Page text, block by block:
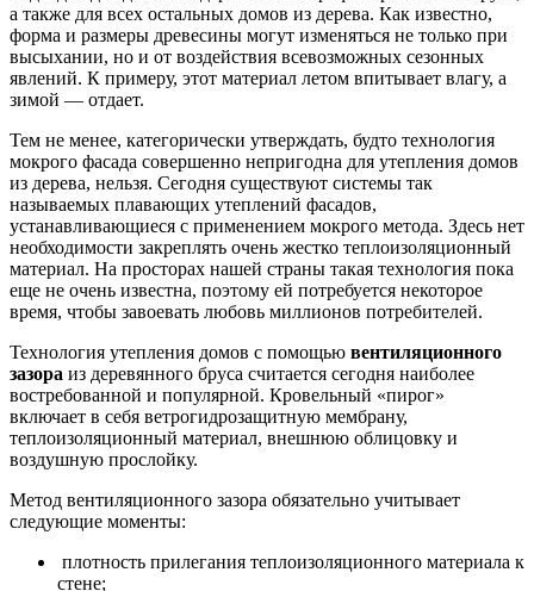
а также для всех остальных домов из дерева. Как известно,
форма и размеры древесины могут изменяться не только при
высыхании, но и от воздействия всевозможных сезонных
явлений. К примеру, этот материал летом впитывает влагу, а
зимой — отдает.
Тем не менее, категорически утверждать, будто технология
мокрого фасада совершенно непригодна для утепления домов
из дерева, нельзя. Сегодня существуют системы так
называемых плавающих утеплений фасадов,
устанавливающиеся с применением мокрого метода. Здесь нет
необходимости закреплять очень жестко теплоизоляционный
материал. На просторах нашей страны такая технология пока
еще не очень известна, поэтому ей потребуется некоторое
время, чтобы завоевать любовь миллионов потребителей.
Технология утепления домов с помощью вентиляционного
зазора из деревянного бруса считается сегодня наиболее
востребованной и популярной. Кровельный «пирог»
включает в себя ветрогидрозащитную мембрану,
теплоизоляционный материал, внешнюю облицовку и
воздушную прослойку.
Метод вентиляционного зазора обязательно учитывает
следующие моменты:
плотность прилегания теплоизоляционного материала к
стене;